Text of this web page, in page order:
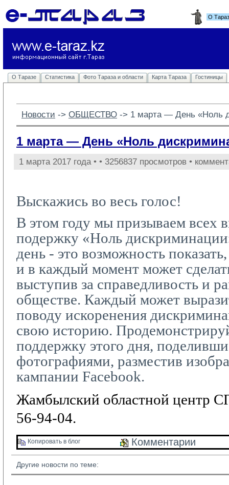
О
О Таразе Статистика Фото Тараза и области Карта Тараза Гостиницы
Новости -> ОБЩЕСТВО -> 1 марта — День «Ноль
1 марта — День «Ноль
1 марта 2017 года • • 3256837 просмотров •
Выскажись во весь голос!
В этом году мы призываем всех
подержку «Ноль
день - это возможность
и в каждый момент может
выступив за справедливость и
обществе. Каждый может
поводу искоренения
свою историю.
поддержку этого дня,
фотографиями, разместив
кампании Facebook.
Жамбылский областной центр
56-94-04.
Копировать в блог Комментарии
Другие новости по теме: